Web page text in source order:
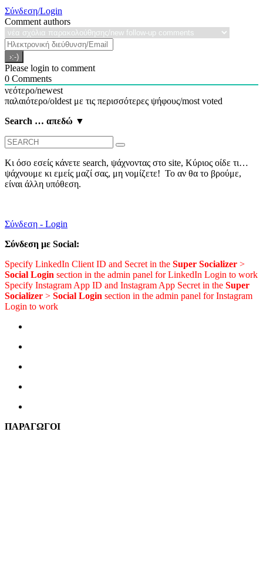
Σύνδεση/Login
Comment authors
Please login to comment
0 Comments
νεότερο/newest
παλαιότερο/oldest με τις περισσότερες ψήφους/most voted
Search … απεδώ ▼
Search
for:
Κι όσο εσείς κάνετε search, ψάχνοντας στο site, Κύριος οίδε τι…
ψάχνουμε κι εμείς μαζί σας, μη νομίζετε! Το αν θα το βρούμε,
είναι άλλη υπόθεση.
Σύνδεση - Login
Σύνδεση με Social:
Specify LinkedIn Client ID and Secret in the Super Socializer >
Social Login section in the admin panel for LinkedIn Login to work
Specify Instagram App ID and Instagram App Secret in the Super
Socializer > Social Login section in the admin panel for Instagram
Login to work
ΠΑΡΑΓΩΓΟΙ